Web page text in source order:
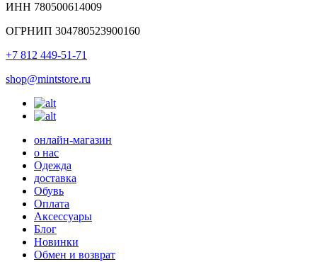
ИНН 780500614009
ОГРНИП 304780523900160
+7 812 449-51-71
shop@mintstore.ru
онлайн-магазин
о нас
Одежда
доставка
Обувь
Оплата
Аксессуары
Блог
Новинки
Обмен и возврат